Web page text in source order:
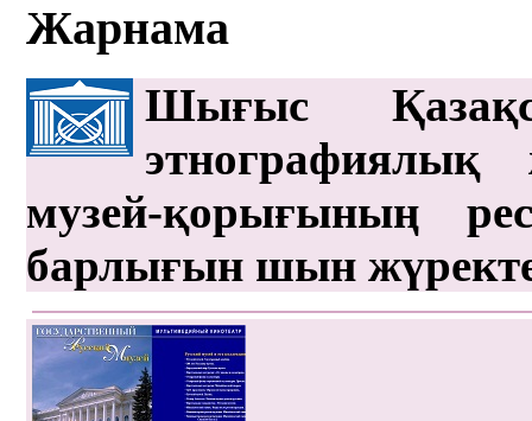
Жарнама
Шығыс
этнографиялық
музей-қорығының
барлығын шын